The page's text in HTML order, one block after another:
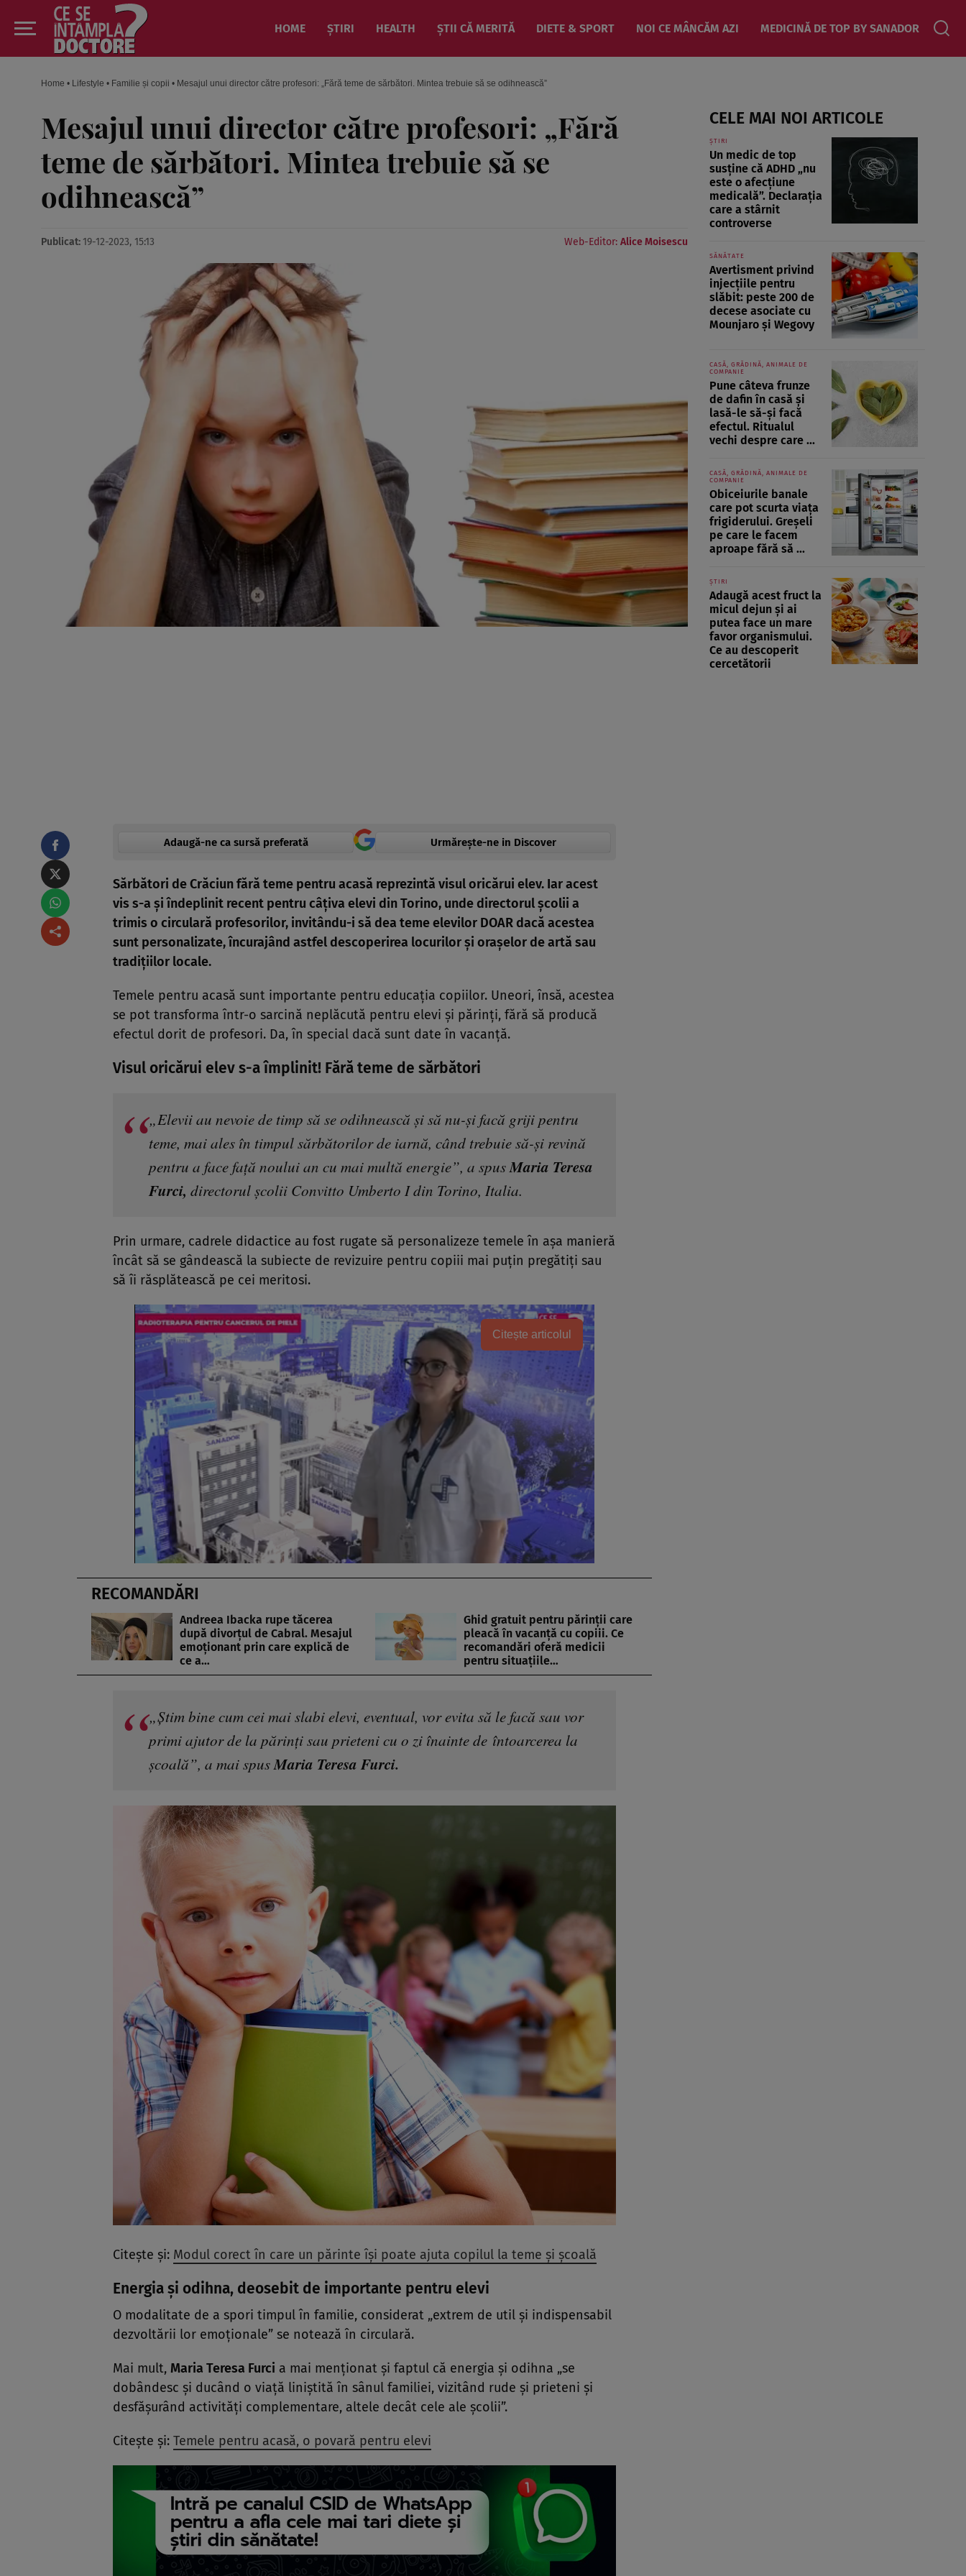
HOME ȘTIRI HEALTH ȘTII CĂ MERITĂ DIETE & SPORT NOI CE MÂNCĂM AZI MEDICINĂ DE TOP BY SANADOR
Home • Lifestyle • Familie și copii • Mesajul unui director către profesori: „Fără teme de sărbători. Mintea trebuie să se odihnească”
Mesajul unui director către profesori: „Fără
teme de sărbători. Mintea trebuie să se
odihnească”
Publicat: 19-12-2023, 15:13 Web-Editor: Alice Moisescu
Adaugă-ne ca sursă preferată Urmărește-ne in Discover
Sărbători de Crăciun fără teme pentru acasă reprezintă visul oricărui elev. Iar acest
vis s-a și îndeplinit recent pentru câțiva elevi din Torino, unde directorul școlii a
trimis o circulară profesorilor, invitându-i să dea teme elevilor DOAR dacă acestea
sunt personalizate, încurajând astfel descoperirea locurilor și orașelor de artă sau
tradițiilor locale.
Temele pentru acasă sunt importante pentru educația copiilor. Uneori, însă, acestea
se pot transforma într-o sarcină neplăcută pentru elevi și părinți, fără să producă
efectul dorit de profesori. Da, în special dacă sunt date în vacanță.
Visul oricărui elev s-a împlinit! Fără teme de sărbători
„Elevii au nevoie de timp să se odihnească și să nu-și facă griji pentru
teme, mai ales în timpul sărbătorilor de iarnă, când trebuie să-și revină
pentru a face față noului an cu mai multă energie”, a spusMaria Teresa
Furci, directorul școlii Convitto Umberto I din Torino, Italia.
Prin urmare, cadrele didactice au fost rugate să personalizeze temele în așa manieră
încât să se gândească la subiecte de revizuire pentru copiii mai puțin pregătiți sau
să îi răsplătească pe cei meritosi.
Citește articolul
RECOMANDĂRI
Andreea Ibacka rupe tăcerea
după divorțul de Cabral. Mesajul
emoționant prin care explică de
ce a…
Ghid gratuit pentru părinții care
pleacă în vacanță cu copiii. Ce
recomandări oferă medicii
pentru situațiile…
„Știm bine cum cei mai slabi elevi, eventual, vor evita să le facă sau vor
primi ajutor de la părinți sau prieteni cu o zi înainte de întoarcerea la
școală”, a mai spusMaria Teresa Furci.
Citește și: Modul corect în care un părinte îşi poate ajuta copilul la teme şi şcoală
Energia și odihna, deosebit de importante pentru elevi
O modalitate de a spori timpul în familie, considerat „extrem de util și indispensabil
dezvoltării lor emoționale” se notează în circulară.
Mai mult, Maria Teresa Furci a mai menționat și faptul că energia și odihna „se
dobândesc și ducând o viață liniștită în sânul familiei, vizitând rude și prieteni și
desfășurând activități complementare, altele decât cele ale școlii”.
Citește și: Temele pentru acasă, o povară pentru elevi
CELE MAI NOI ARTICOLE
ȘTIRI
Un medic de top
susține că ADHD „nu
este o afecțiune
medicală”. Declarația
care a stârnit
controverse
SĂNĂTATE
Avertisment privind
injecțiile pentru
slăbit: peste 200 de
decese asociate cu
Mounjaro și Wegovy
CASĂ, GRĂDINĂ, ANIMALE DE
COMPANIE
Pune câteva frunze
de dafin în casă și
lasă-le să-și facă
efectul. Ritualul
vechi despre care ...
CASĂ, GRĂDINĂ, ANIMALE DE
COMPANIE
Obiceiurile banale
care pot scurta viața
frigiderului. Greșeli
pe care le facem
aproape fără să ...
ȘTIRI
Adaugă acest fruct la
micul dejun și ai
putea face un mare
favor organismului.
Ce au descoperit
cercetătorii